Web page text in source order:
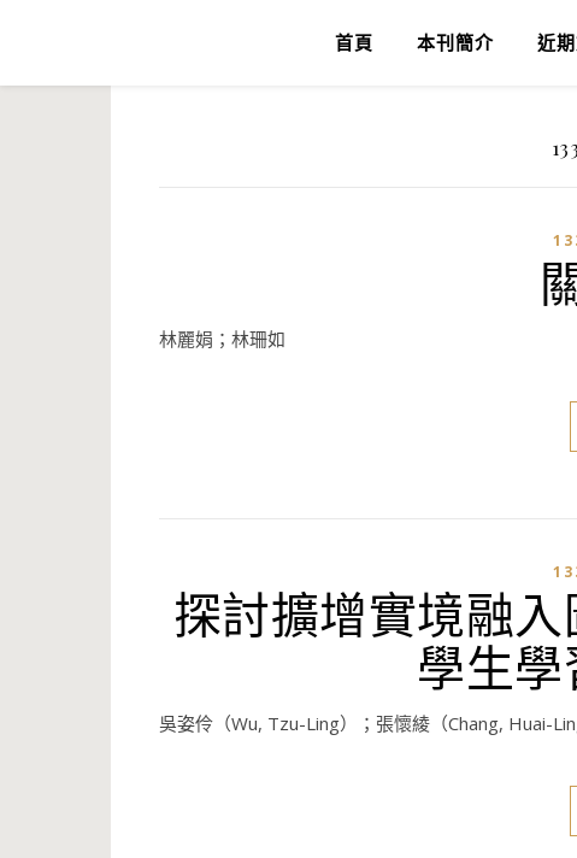
首頁 本刊簡介 近
林麗娟；林珊如
探討擴增實境融
學生
吳姿伶（Wu, Tzu-Ling）；張懷綾（Chang, Huai-